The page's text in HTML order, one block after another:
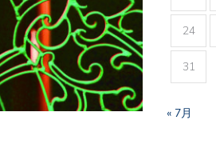
24
31
« 7月